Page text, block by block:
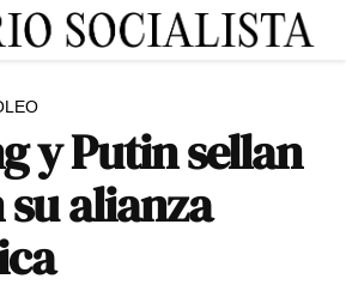
y Putin sellan
alianza